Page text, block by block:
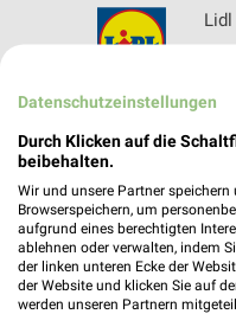
Datenschutzeinstellungen
Durch Klicken auf die
beibehalten.
Wir und unsere Partner
Browserspeichern, um
aufgrund eines berechtigten
ablehnen oder verwalten, indem
der linken unteren Ecke der
der Website und klicken Sie auf
werden unseren Partnern